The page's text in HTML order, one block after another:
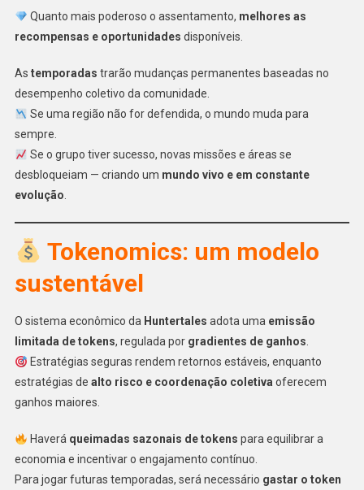
Quanto mais poderoso o assentamento, melhores as
recompensas e oportunidades disponíveis.
As temporadas trarão mudanças permanentes baseadas no
desempenho coletivo da comunidade.
Se uma região não for defendida, o mundo muda para
sempre.
Se o grupo tiver sucesso, novas missões e áreas se
desbloqueiam — criando um mundo vivo e em constante
evolução.
Tokenomics: um modelo
sustentável
O sistema econômico da Huntertales adota uma emissão
limitada de tokens, regulada por gradientes de ganhos.
Estratégias seguras rendem retornos estáveis, enquanto
estratégias de alto risco e coordenação coletiva oferecem
ganhos maiores.
Haverá queimadas sazonais de tokens para equilibrar a
economia e incentivar o engajamento contínuo.
Para jogar futuras temporadas, será necessário gastar o token